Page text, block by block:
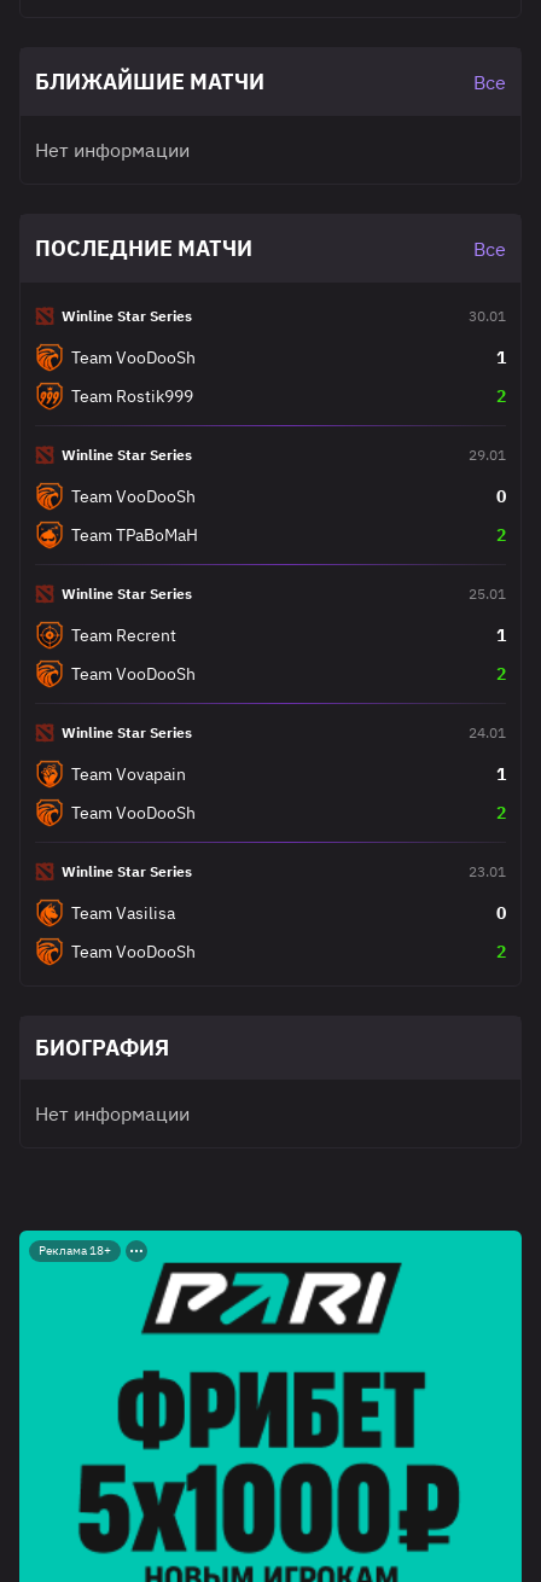
БЛИЖАЙШИЕ МАТЧИ Все
Нет информации
ПОСЛЕДНИЕ МАТЧИ Все
Winline Star Series 30.01
Team VooDooSh
1
Team Rostik999
2
Winline Star Series 29.01
Team VooDooSh
0
Team TPaBoMaH
2
Winline Star Series 25.01
Team Recrent
1
Team VooDooSh
2
Winline Star Series 24.01
Team Vovapain
1
Team VooDooSh
2
Winline Star Series 23.01
Team Vasilisa
0
Team VooDooSh
2
БИОГРАФИЯ
Нет информации
Реклама 18+